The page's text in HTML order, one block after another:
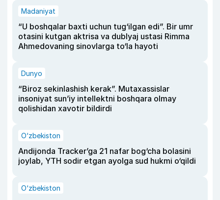
Madaniyat
“U boshqalar baxti uchun tug‘ilgan edi”. Bir umr
otasini kutgan aktrisa va dublyaj ustasi Rimma
Ahmedovaning sinovlarga to‘la hayoti
Dunyo
“Biroz sekinlashish kerak”. Mutaxassislar
insoniyat sun’iy intellektni boshqara olmay
qolishidan xavotir bildirdi
O‘zbekiston
Andijonda Tracker’ga 21 nafar bog‘cha bolasini
joylab, YTH sodir etgan ayolga sud hukmi o‘qildi
O‘zbekiston